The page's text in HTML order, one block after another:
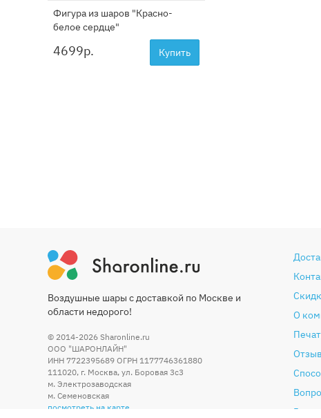
Фигура из шаров "Красно-
белое сердце"
4699р. Купить
Воздушные шары с доставкой по Москве и
области недорого!
© 2014-2026 Sharonline.ru
ООО "ШАРОНЛАЙН"
ИНН 7722395689 ОГРН 1177746361880
111020, г. Москва, ул. Боровая 3c3
м. Электрозаводская
м. Семеновская
посмотреть на карте
О